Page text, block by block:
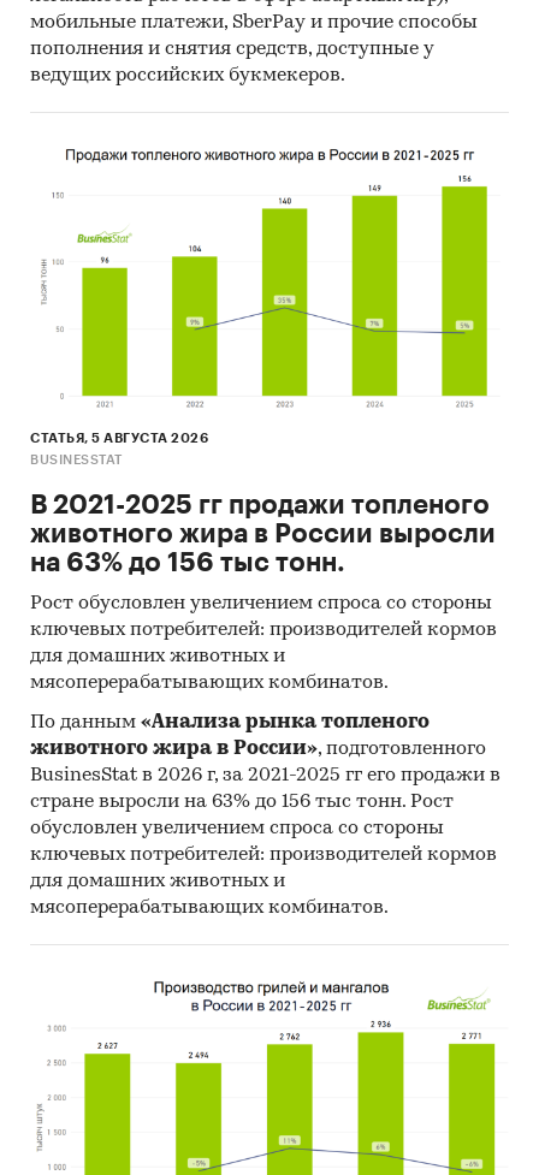
мобильные платежи, SberPay и прочие способы
пополнения и снятия средств, доступные у
ведущих российских букмекеров.
СТАТЬЯ, 5 АВГУСТА 2026
BUSINESSTAT
В 2021-2025 гг продажи топленого
животного жира в России выросли
на 63% до 156 тыс тонн.
Рост обусловлен увеличением спроса со стороны
ключевых потребителей: производителей кормов
для домашних животных и
мясоперерабатывающих комбинатов.
По данным «Анализа рынка топленого
животного жира в России», подготовленного
BusinesStat в 2026 г, за 2021-2025 гг его продажи в
стране выросли на 63% до 156 тыс тонн. Рост
обусловлен увеличением спроса со стороны
ключевых потребителей: производителей кормов
для домашних животных и
мясоперерабатывающих комбинатов.